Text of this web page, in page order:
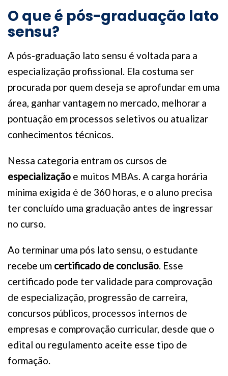
O que é pós-graduação lato
sensu?
A pós-graduação lato sensu é voltada para a
especialização profissional. Ela costuma ser
procurada por quem deseja se aprofundar em uma
área, ganhar vantagem no mercado, melhorar a
pontuação em processos seletivos ou atualizar
conhecimentos técnicos.
Nessa categoria entram os cursos de
especialização e muitos MBAs. A carga horária
mínima exigida é de 360 horas, e o aluno precisa
ter concluído uma graduação antes de ingressar
no curso.
Ao terminar uma pós lato sensu, o estudante
recebe um certificado de conclusão. Esse
certificado pode ter validade para comprovação
de especialização, progressão de carreira,
concursos públicos, processos internos de
empresas e comprovação curricular, desde que o
edital ou regulamento aceite esse tipo de
formação.